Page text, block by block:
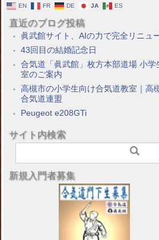
EN FR DE JA ES
直近のブログ投稿
眞武館サイト、AIの力で完全リニュ
43回目の結婚記念日
合気道「眞武館」枚方本部道場 小学
室のご案内
高槻市の小学生向け合気道教室｜高
合気道連盟
Peugeot e208GTi
サイト内検索
新規入門者募集